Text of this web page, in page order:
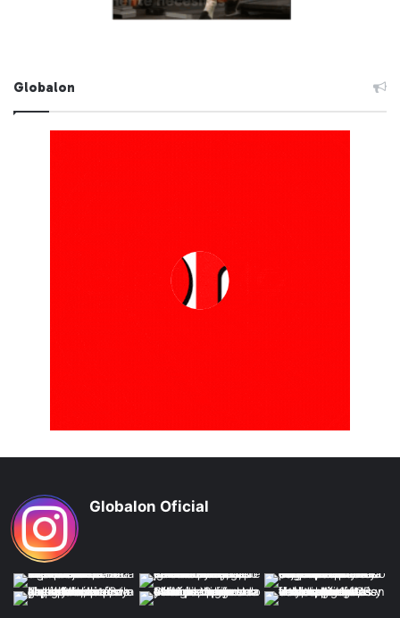
Globalon
Globalon Oficial